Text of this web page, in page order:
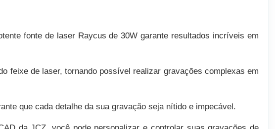
fonte de laser Raycus de 30W garante resultados incríveis em
feixe de laser, tornando possível realizar gravações complexas em
que cada detalhe da sua gravação seja nítido e impecável.